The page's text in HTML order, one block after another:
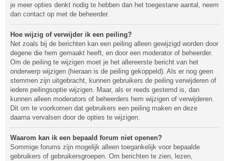
je meer opties denkt nodig te hebben dan het toegestane aantal, neem
dan contact op met de beheerder.
Hoe wijzig of verwijder ik een peiling?
Net zoals bij de berichten kan een peiling alleen gewijzigd worden door
degene die hem gemaakt heeft, en door een moderator of beheerder.
Om de peiling te wijzigen moet je het allereerste bericht van het
onderwerp wijzigen (hieraan is de peiling gekoppeld). Als er nog geen
stemmen zijn uitgebracht, kunnen gebruikers de peiling verwijderen of
iedere peilingsoptie wijzigen. Maar, als er reeds gestemd is, dan
kunnen alleen moderators of beheerders hem wijzigen of verwijderen.
Dit om te voorkomen dat gebruikers een peiling maken en deze
daarna vervalsen door de opties te wijzigen.
Waarom kan ik een bepaald forum niet openen?
Sommige forums zijn mogelijk alleen toegankelijk voor bepaalde
gebruikers of gebruikersgroepen. Om berichten te zien, lezen,